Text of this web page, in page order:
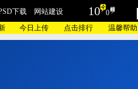
下载 网站建设 10
0
今日上传 点击排行 温馨帮助